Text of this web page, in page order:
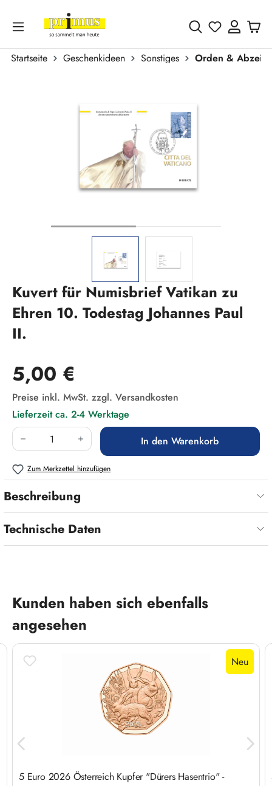
Zum Hauptinhalt springen
Du hast 0
Startseite Geschenkideen Sonstiges
Orden &
Kuvert für Numisbrief Vatikan zu
Ehren 10. Todestag Johannes Paul
II.
Regulärer Preis:
5,00 €
Preise inkl. MwSt. zzgl. Versandkosten
Lieferzeit ca. 2-4 Werktage
Produkt Anzahl: Gib den gewünschten Wert
In den Warenkorb
Zum Merkzettel hinzufügen
Beschreibung
Technische Daten
Produktgalerie überspringen
Kunden haben sich ebenfalls
angesehen
Neu
5 Euro 2026 Österreich Kupfer "Dürers Hasentrio" -